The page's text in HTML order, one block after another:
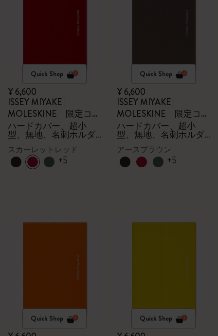
Quick Shop
¥ 6,600
ISSEY MIYAKE |
MOLESKINE 限定コレ
クション
ハードカバー、超小
型、無地、名刺ホルダ
ー - 箱付き
スカーレットレッド
+5
Quick Shop
¥ 6,600
ISSEY MIYAKE |
MOLESKINE 限定コレ
クション
ハードカバー、超小
型、無地、名刺ホルダ
ー - 箱付き
アースブラウン
+5
Quick Shop Quick Shop